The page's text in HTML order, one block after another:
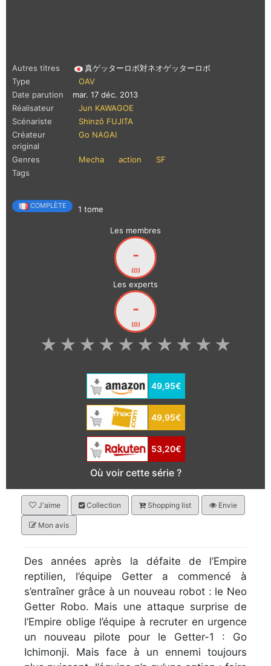
Autres titres
真ゲッターロボ対ネオゲッターロボ
Type
OAV
Date parution
mar. 17 déc. 2013
Réalisateur
Jun KAWAGOE
Scénariste
Shinzô FUJITA
Créateur
original
Go NAGAI
Genres Mecha action
SF
Tags
COMPLÈTE 1 tome
Les membres
-
(0)
Les experts
-
(0)
★
★
★
★
★
★
★
★
★
★
49,95€
49,95€
53,20€
Où voir cette série ?
J'aime Collection Shopping list Envie
Mon avis
Des années après la défaite de l’Empire
reptilien, l’équipe Getter a commencé à
s’entraîner grâce à un nouveau robot : le Neo
Getter Robo. Mais une attaque surprise de
l’Empire oblige l’équipe à recruter en urgence
un nouveau pilote pour le Getter-1 : Go
Ichimonji. Mais face à un ennemi toujours